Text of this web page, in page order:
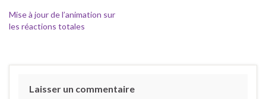
Mise à jour de l’animation sur
les réactions totales
Laisser un commentaire